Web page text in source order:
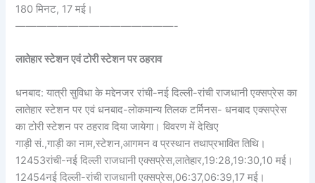
180 मिनट, 17 मई।
———————————————-
लातेहार स्टेशन एवं टोरी स्टेशन पर ठहराव
धनबाद: यात्री सुविधा के मद्देनजर रांची-नई दिल्ली-रांची राजधानी एक्सप्रेस का
लातेहार स्टेशन पर एवं धनबाद-लोकमान्य तिलक टर्मिनस- धनबाद एक्सप्रेस
का टोरी स्टेशन पर ठहराव दिया जायेगा। विवरण में देखिए
गाड़ी सं.,गाड़ी का नाम,स्टेशन,आगमन व प्रस्थान तथाप्रभावित तिथि।
12453रांची-नई दिल्ली राजधानी एक्सप्रेस,लातेहार,19:28,19:30,10 मई।
12454नई दिल्ली-रांची राजधानी एक्सप्रेस,06:37,06:39,17 मई।